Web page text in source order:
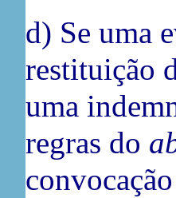
d) Se uma
restituição
uma
regras do